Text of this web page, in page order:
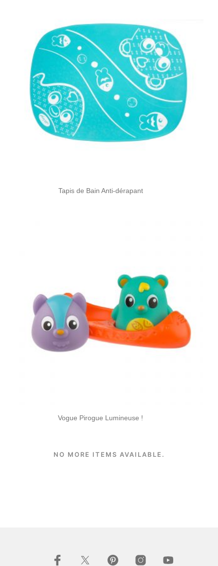
Tapis de Bain Anti-dérapant
Vogue Pirogue Lumineuse !
NO MORE ITEMS AVAILABLE.